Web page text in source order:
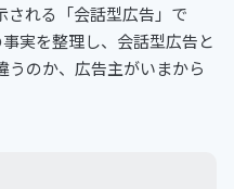
される「会話型広告」で
実を整理し、会話型広告と
うのか、広告主がいまから